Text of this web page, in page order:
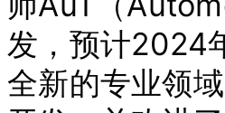
发，预计2024
全新的专业领